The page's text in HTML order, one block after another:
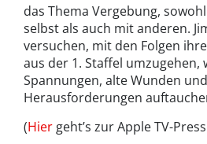
das Thema Vergebung,
selbst als auch mit anderen.
versuchen, mit den Folgen
aus der 1. Staffel umzugehen,
Spannungen, alte Wunden
Herausforderungen
(Hiergeht’s zur Apple TV-